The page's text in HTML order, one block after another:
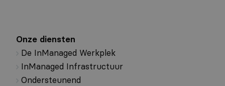
Onze diensten
De InManaged Werkplek
InManaged Infrastructuur
Ondersteunend